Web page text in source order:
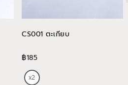
CS001 ตะเกียบ
฿185